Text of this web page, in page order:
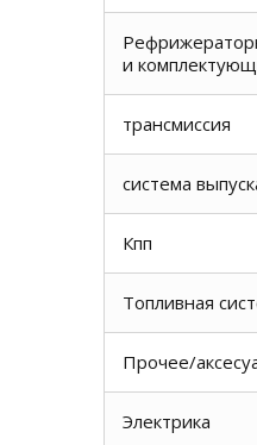
и
трансмиссия
система
Кпп
Топливная
Прочее/
Электрика